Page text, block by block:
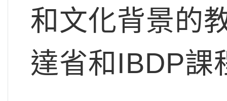
和文化背景的
達省和IBDP課